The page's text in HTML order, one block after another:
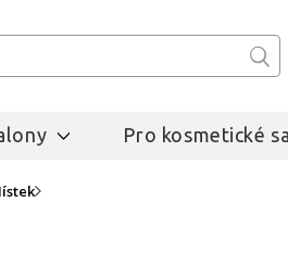
Pro kosmetické